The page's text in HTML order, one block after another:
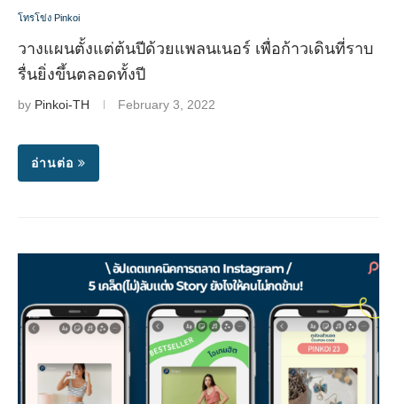
โทรโข่ง Pinkoi
วางแผนตั้งแต่ต้นปีด้วยแพลนเนอร์ เพื่อก้าวเดินที่ราบ
รื่นยิ่งขึ้นตลอดทั้งปี
by Pinkoi-TH February 3, 2022
อ่านต่อ